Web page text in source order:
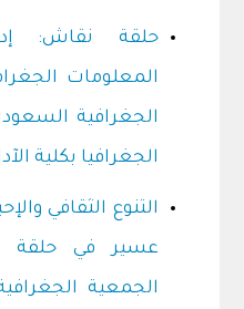
حلقة نقاش:
المعلومات
الجغرافية
الجغرافيا بكلية
التنوع الثقافي
عسير في حلقة
الجمعية